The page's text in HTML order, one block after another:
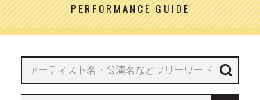
PERFORMANCE GUIDE